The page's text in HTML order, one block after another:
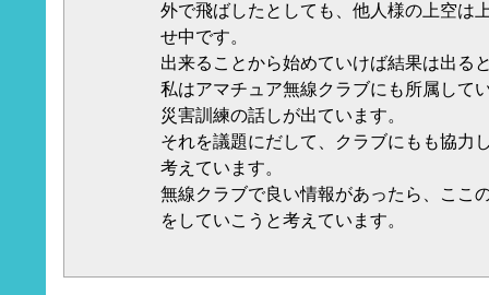
外で飛ばしたとしても、他人様の上空は
せ中です。
出来ることから始めていけば結果は出る
私はアマチュア無線クラブにも所属して
災害訓練の話しが出ています。
それを議題にだして、クラブにもも協力
考えています。
無線クラブで良い情報があったら、ここ
をしていこうと考えています。